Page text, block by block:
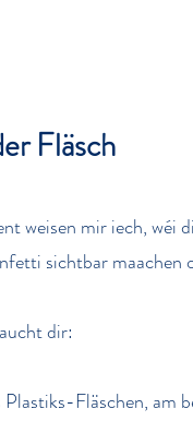
Fläsch
weisen mir iech, wéi
sichtbar maachen
dir:
Fläschen, am